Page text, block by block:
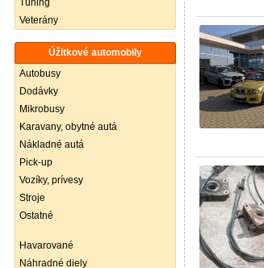
Tuning
Veterány
Úžitkové automobily
Autobusy
Dodávky
Mikrobusy
Karavany, obytné autá
Nákladné autá
Pick-up
Vozíky, prívesy
Stroje
Ostatné
Havarované
Náhradné diely